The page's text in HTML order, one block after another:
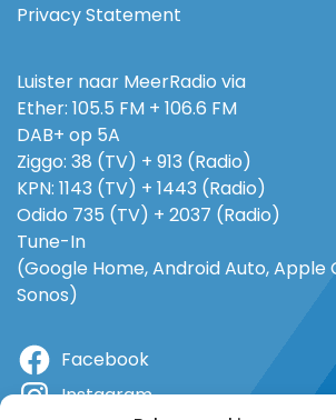
Privacy Statement
Luister naar MeerRadio via
Ether: 105.5 FM + 106.6 FM
DAB+ op 5A
Ziggo: 38 (TV) + 913 (Radio)
KPN: 1143 (TV) + 1443 (Radio)
Odido 735 (TV) + 2037 (Radio)
Tune-In
(Google Home, Android Auto, Apple
Sonos)
Facebook
Instagram